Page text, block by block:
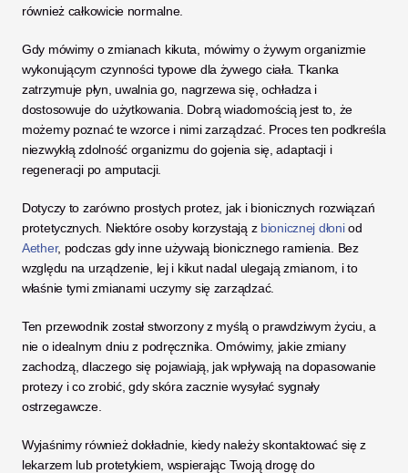
również całkowicie normalne.
Gdy mówimy o zmianach kikuta, mówimy o żywym organizmie
wykonującym czynności typowe dla żywego ciała. Tkanka
zatrzymuje płyn, uwalnia go, nagrzewa się, ochładza i
dostosowuje do użytkowania. Dobrą wiadomością jest to, że
możemy poznać te wzorce i nimi zarządzać. Proces ten podkreśla
niezwykłą zdolność organizmu do gojenia się, adaptacji i
regeneracji po amputacji.
Dotyczy to zarówno prostych protez, jak i bionicznych rozwiązań
protetycznych. Niektóre osoby korzystają z bionicznej dłoni
Aether, podczas gdy inne używają bionicznego ramienia. Bez
względu na urządzenie, lej i kikut nadal ulegają zmianom, i to
właśnie tymi zmianami uczymy się zarządzać.
Ten przewodnik został stworzony z myślą o prawdziwym życiu, a
nie o idealnym dniu z podręcznika. Omówimy, jakie zmiany
zachodzą, dlaczego się pojawiają, jak wpływają na dopasowanie
protezy i co zrobić, gdy skóra zacznie wysyłać sygnały
ostrzegawcze.
Wyjaśnimy również dokładnie, kiedy należy skontaktować się z
lekarzem lub protetykiem, wspierając Twoją drogę do